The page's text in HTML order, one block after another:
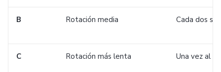
B Rotación media Cada dos
C Rotación más lenta Una vez al